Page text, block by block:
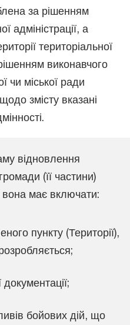
за рішенням
адміністрації, а
територіальної
виконавчого
чи міської ради
змісту вказані
відновлення
(її частини)
вона має включати:
пункту (Території),
бойових дій, що